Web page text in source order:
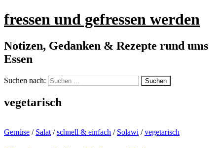
fressen und gefressen werden
Notizen, Gedanken & Rezepte rund ums
Essen
Suchen nach:
vegetarisch
Gemüse / Salat /schnell & einfach / Solawi /vegetarisch